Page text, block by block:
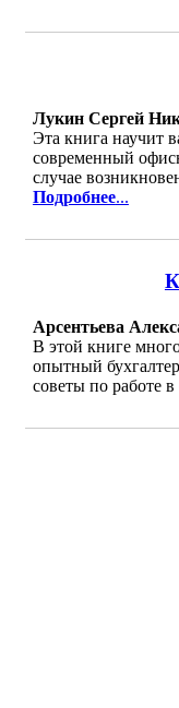
Лукин Сергей
Эта книга научит
современный
случае
Подробнее...
Арсентьева
В этой книге
опытный
советы по работе